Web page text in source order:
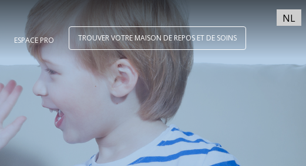
NL
ESPACE PRO TROUVER VOTRE MAISON DE REPOS ET DE SOINS